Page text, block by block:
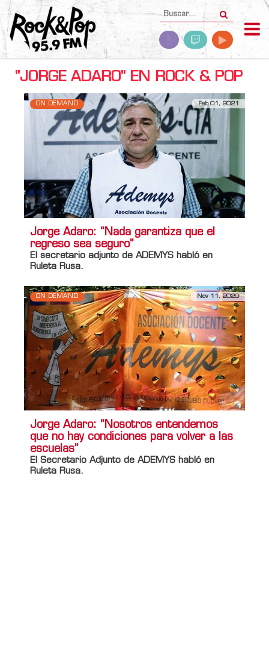
"JORGE ADARO" EN ROCK & POP
ON DEMAND Feb 01, 2021
Jorge Adaro: “Nada garantiza que el
regreso sea seguro”
El secretario adjunto de ADEMYS habló en
Ruleta Rusa.
ON DEMAND Nov 11, 2020
Jorge Adaro: “Nosotros entendemos
que no hay condiciones para volver a las
escuelas”
El Secretario Adjunto de ADEMYS habló en
Ruleta Rusa.